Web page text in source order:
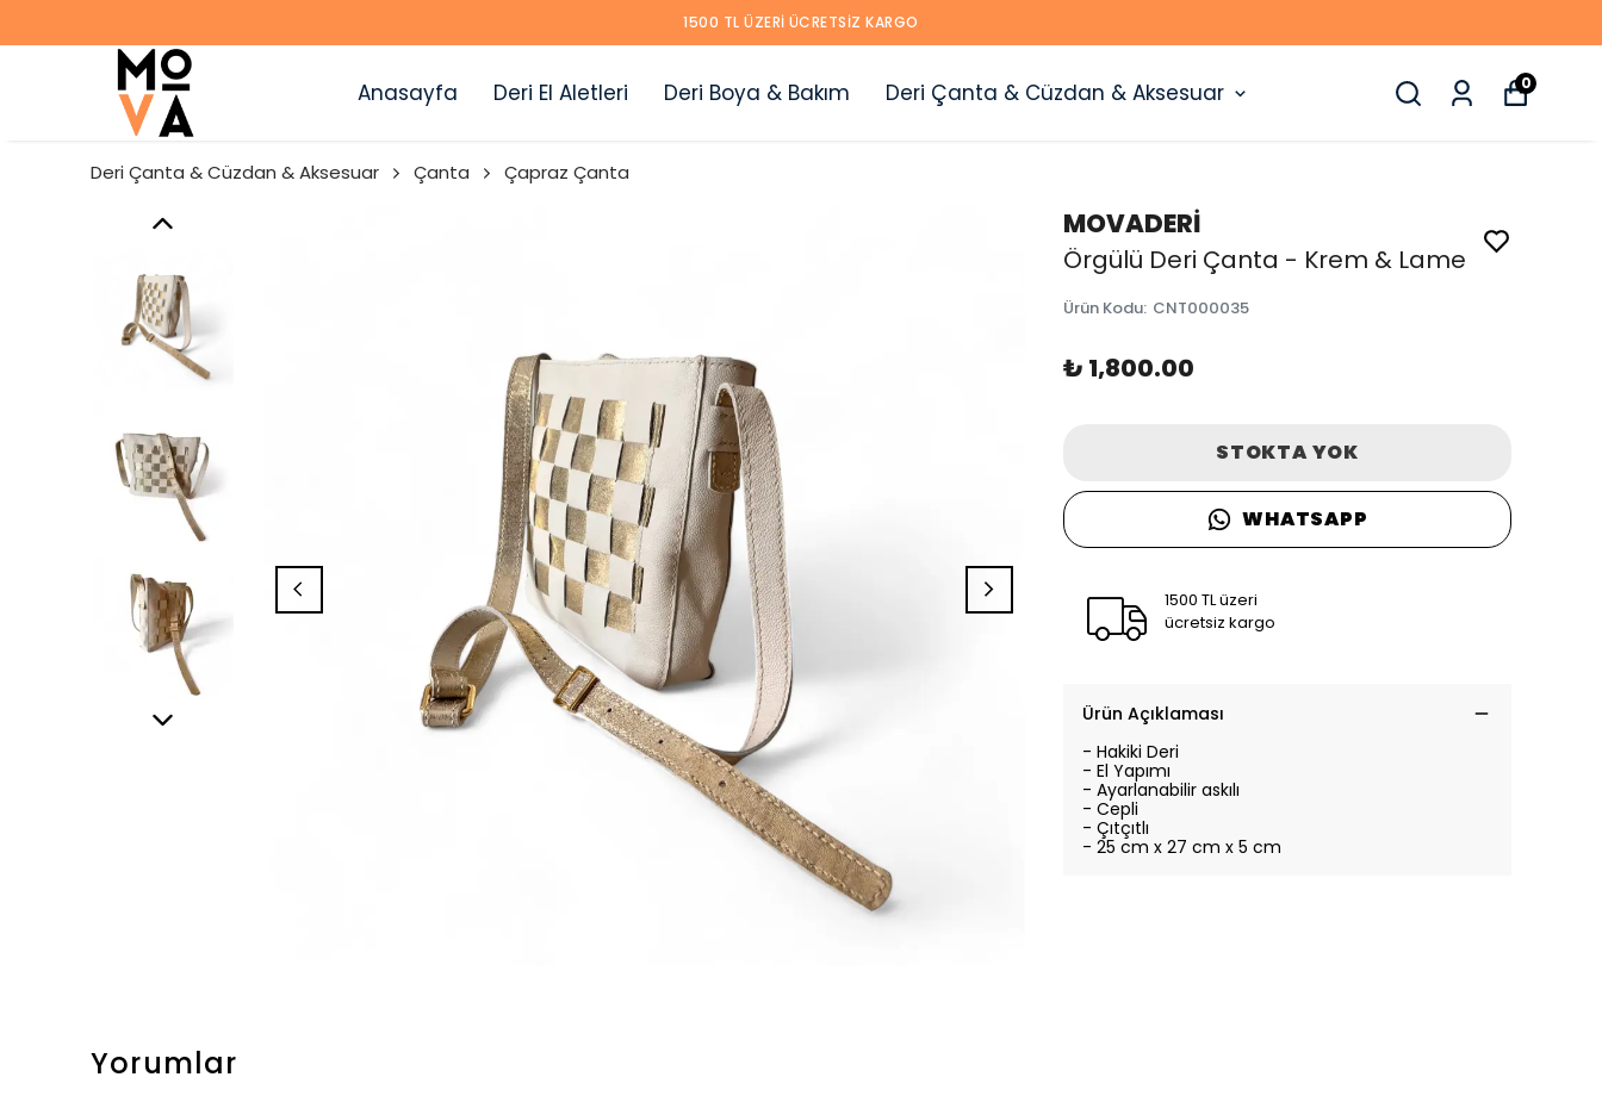
1500 TL ÜZERI ÜCRETSIZ KARGO
Anasayfa Deri El Aletleri Deri Boya & Bakım Deri Çanta & Cüzdan & Aksesuar 0
Deri Çanta & Cüzdan & Aksesuar Çanta Çapraz Çanta
MOVADERİ
Örgülü Deri Çanta - Krem & Lame
Ürün Kodu: CNT000035
₺ 1,800.00
STOKTA YOK
WHATSAPP
1500 TL üzeri
ücretsiz kargo
Ürün Açıklaması
- Hakiki Deri
- El Yapımı
- Ayarlanabilir askılı
- Cepli
- Çıtçıtlı
- 25 cm x 27 cm x 5 cm
Yorumlar